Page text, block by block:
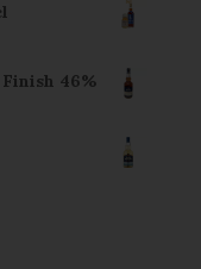
46%